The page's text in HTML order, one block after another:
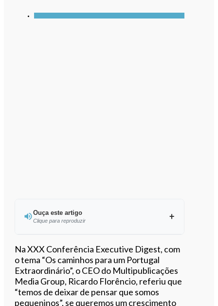
Ouça este artigo
Clique para reproduzir
0:00/1:19
Na XXX Conferência Executive Digest, com
o tema “Os caminhos para um Portugal
Extraordinário”, o CEO do Multipublicações
Media Group, Ricardo Florêncio, referiu que
“temos de deixar de pensar que somos
pequeninos”, se queremos um crescimento